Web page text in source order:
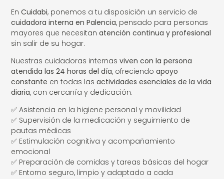
EnCuidabi, ponemos a tu disposición un servicio de
cuidadora interna en Palencia, pensado para personas
mayores que necesitanatención continua y profesional
sin salir de su hogar.
Nuestras cuidadoras internasviven con la persona
atendida las 24 horas del día, ofreciendoapoyo
constante en todas lasactividades esenciales de la vida
diaria, con cercanía y dedicación.
✅ Asistencia en la higiene personal y movilidad
✅ Supervisión de la medicación y seguimiento de
pautas médicas
✅ Estimulación cognitiva y acompañamiento
emocional
✅ Preparación de comidas y tareas básicas del hogar
✅ Entorno seguro, limpio y adaptado a cada